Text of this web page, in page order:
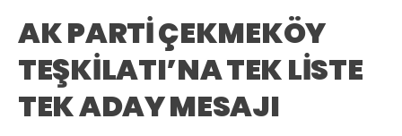
AK PARTİ ÇEKMEKÖY
TEŞKİLATI’NA TEK LİSTE
TEK ADAY MESAJI